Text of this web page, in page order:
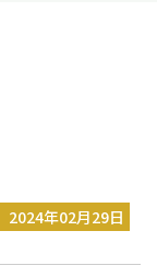
2024年02月29日